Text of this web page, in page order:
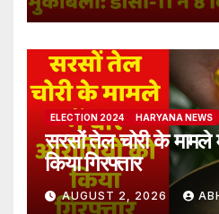
ELECTION 2024 HARYANA NEWS
सरसों तेल चोरी के मामले
किया गिरफ्तार
AUGUST 2, 2026